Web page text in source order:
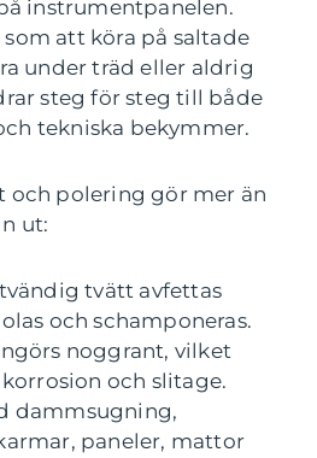
instrumentpanelen.
som att köra på saltade
under träd eller aldrig
steg för steg till både
tekniska bekymmer.
och polering gör mer än
ut:
tvätt avfettas
och schamponeras.
noggrant, vilket
och slitage.
dammsugning,
paneler, mattor